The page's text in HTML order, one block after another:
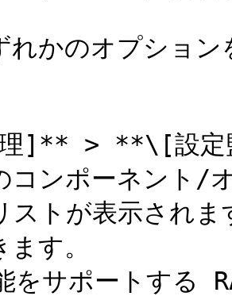
れかのオプショ
> **\[設定監
コンポーネント/
ストが表示され
す。
をサポートする